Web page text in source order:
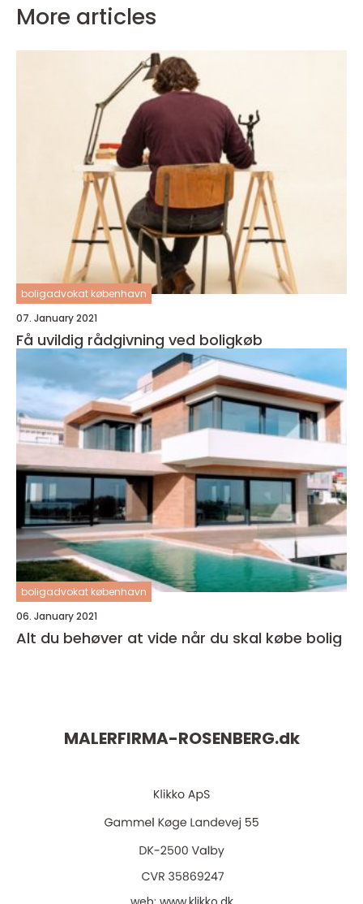
More articles
boligadvokat københavn
07. January 2021
Få uvildig rådgivning ved boligkøb
boligadvokat københavn
06. January 2021
Alt du behøver at vide når du skal købe bolig
MALERFIRMA-ROSENBERG.dk